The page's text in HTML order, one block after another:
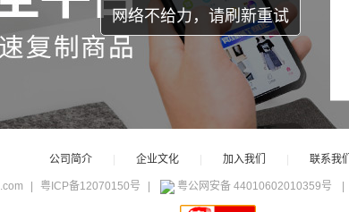
公司简介 企业文化 加入我们 联系我们
粤ICP备12070150号 粤公网安备 44010602010359号
网络不给力，请刷新重试